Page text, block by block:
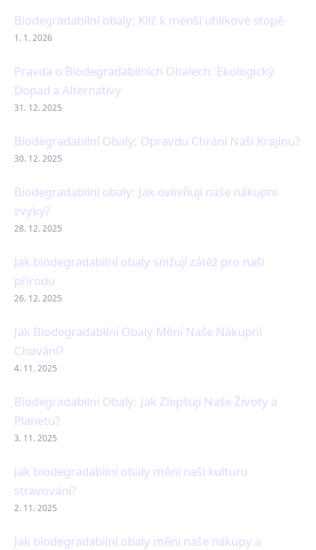
Biodegradabilní obaly: Klíč k menší uhlíkové stopě
1. 1. 2026
Pravda o Biodegradabilních Obalech: Ekologický
Dopad a Alternativy
31. 12. 2025
Biodegradabilní Obaly: Opravdu Chrání Naši Krajinu?
30. 12. 2025
Biodegradabilní obaly: Jak ovlivňují naše nákupní
zvyky?
28. 12. 2025
Jak biodegradabilní obaly snižují zátěž pro naši
přírodu
26. 12. 2025
Jak Biodegradabilní Obaly Mění Naše Nákupní
Chování?
4. 11. 2025
Biodegradabilní Obaly: Jak Zlepšují Naše Životy a
Planetu?
3. 11. 2025
Jak biodegradabilní obaly mění naši kulturu
stravování?
2. 11. 2025
Jak biodegradabilní obaly mění naše nákupy a